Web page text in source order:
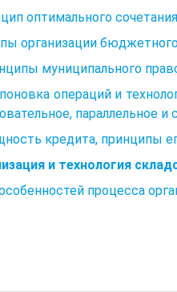
оптимального
организации
муниципального
операций и
параллельное
кредита, принципы
и технология
процесса